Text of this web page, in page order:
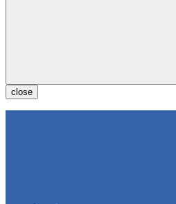
close